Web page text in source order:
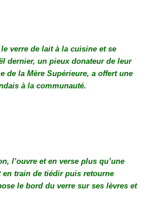
verre de lait à la cuisine et se
dernier, un pieux donateur de leur
de la Mère Supérieure, a offert une
à la communauté.
l’ouvre et en verse plus qu’une
en train de tiédir puis retourne
le bord du verre sur ses lèvres et